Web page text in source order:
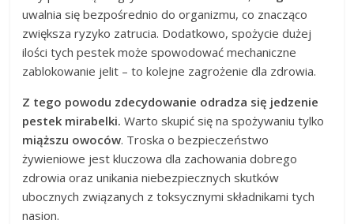
uwalnia się bezpośrednio do organizmu, co znacząco
zwiększa ryzyko zatrucia. Dodatkowo, spożycie dużej
ilości tych pestek może spowodować mechaniczne
zablokowanie jelit – to kolejne zagrożenie dla zdrowia.
Z tego powodu zdecydowanie odradza się jedzenie
pestek mirabelki. Warto skupić się na spożywaniu tylko
miąższu owoców. Troska o bezpieczeństwo
żywieniowe jest kluczowa dla zachowania dobrego
zdrowia oraz unikania niebezpiecznych skutków
ubocznych związanych z toksycznymi składnikami tych
nasion.